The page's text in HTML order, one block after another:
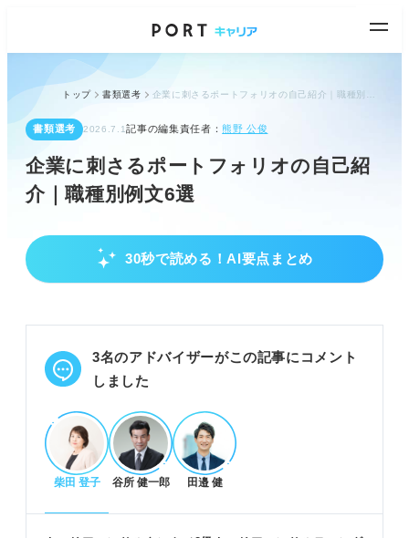
トップ 書類選考
書類選考 2026.7.1記事の編集責任者：熊野 公俊
企業に刺さるポートフォリオの自己紹
介｜職種別例文6選
30秒で読める！AI要点まとめ
ポートフォリオ自己紹介の重要性
POINT：自己紹介はあなたのセンスや人柄を伝える
重要な材料。
自己紹介の必須要素と作成ポイント
クリエイター経歴や保有スキルを具体的に記載す
受賞歴や仕事に活かせる趣味・特技も盛り込む。
3名のアドバイザーがこの記事にコメント
しました
柴田 登子 谷所 健一郎 田邉 健